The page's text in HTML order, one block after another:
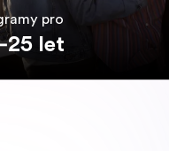
pro
let